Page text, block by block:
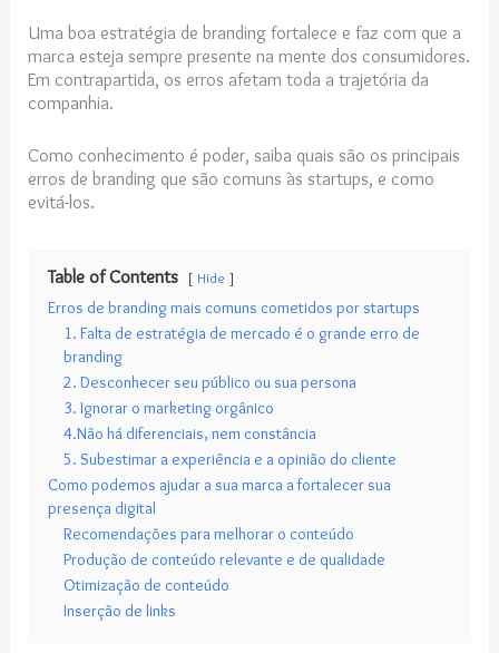
Uma boa estratégia de branding fortalece e faz com que a
marca esteja sempre presente na mente dos consumidores.
Em contrapartida, os erros afetam toda a trajetória da
companhia.
Como conhecimento é poder, saiba quais são os principais
erros de branding que são comuns às startups, e como
evitá-los.
Table of Contents Hide
Erros de branding mais comuns cometidos por startups
1. Falta de estratégia de mercado é o grande erro de
branding
2. Desconhecer seu público ou sua persona
3. Ignorar o marketing orgânico
4.Não há diferenciais, nem constância
5. Subestimar a experiência e a opinião do cliente
Como podemos ajudar a sua marca a fortalecer sua
presença digital
Recomendações para melhorar o conteúdo
Produção de conteúdo relevante e de qualidade
Otimização de conteúdo
Inserção de links